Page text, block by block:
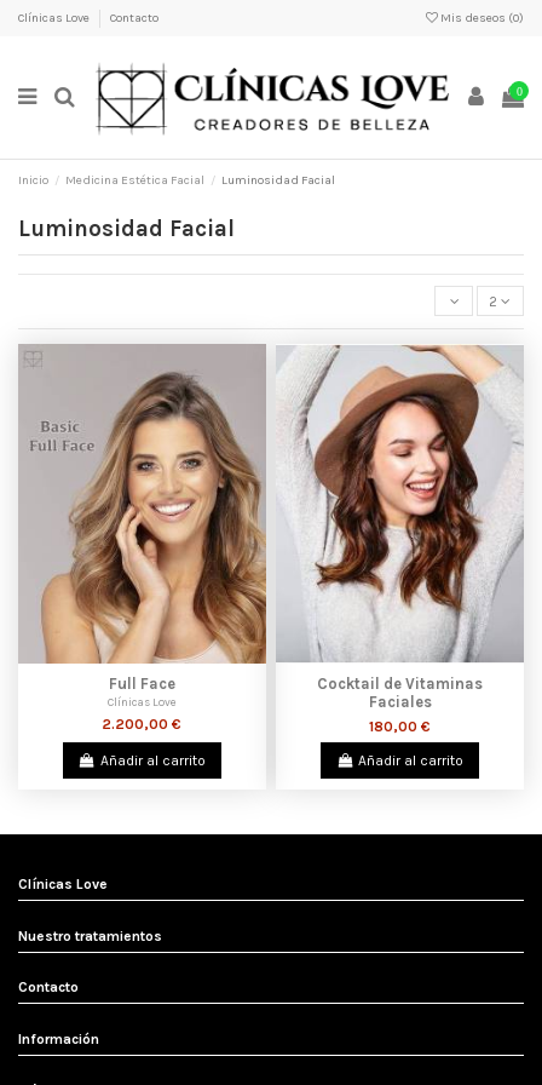
Clínicas Love Contacto Mis deseos (0)
0
Inicio Medicina Estética Facial Luminosidad Facial
Luminosidad Facial
2
Full Face
Clínicas Love
2.200,00 €
Añadir al carrito
Cocktail de Vitaminas
Faciales
180,00 €
Añadir al carrito
Clínicas Love
Nuestro tratamientos
Contacto
Información